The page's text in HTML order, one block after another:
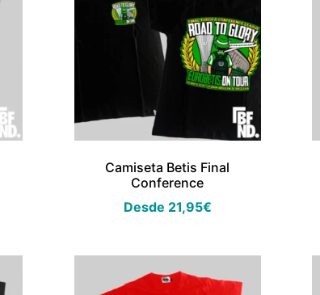
Camiseta Betis Final
Conference
Desde 21,95€